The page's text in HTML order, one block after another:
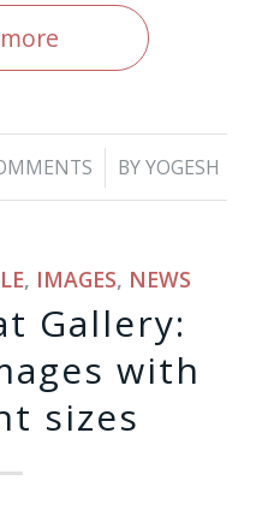
/ BYYOGESH
, IMAGES, NEWS
Gallery:
with
sizes